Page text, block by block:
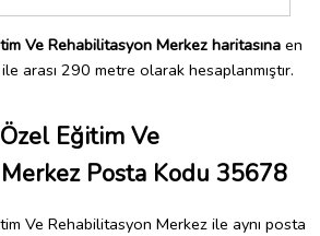
Ve Rehabilitasyon Merkez haritasına en
arası 290 metre olarak hesaplanmıştır.
Eğitim Ve
Posta Kodu 35678
Ve Rehabilitasyon Merkez ile aynı posta